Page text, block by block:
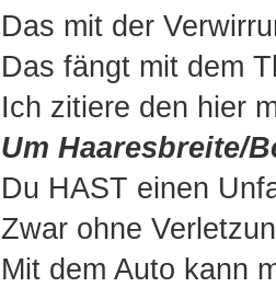
Das mit der
Das fängt mit dem
Ich zitiere den hier
Um Haaresbreite/
Du HAST einen
Zwar ohne
Mit dem Auto kann